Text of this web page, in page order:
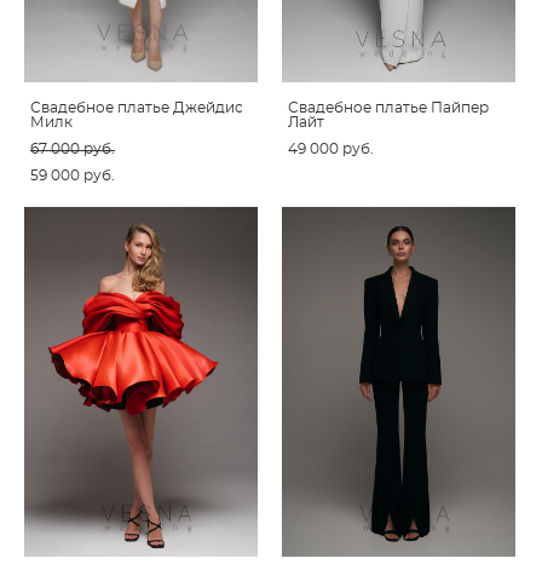
Свадебное платье Джейдис
Милк
67 000 pуб.
59 000 pуб.
Свадебное платье Пайпер
Лайт
49 000 pуб.